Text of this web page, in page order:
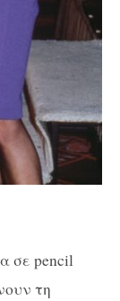
σε pencil
τη